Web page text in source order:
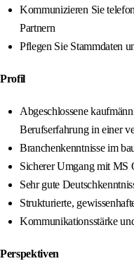
Kommunizieren Sie
Partnern
Pflegen Sie Stammdaten
Profil
Abgeschlossene
Berufserfahrung in einer
Branchenkenntnisse im
Sicherer Umgang mit MS
Sehr gute
Strukturierte,
Kommunikationsstärke
Perspektiven